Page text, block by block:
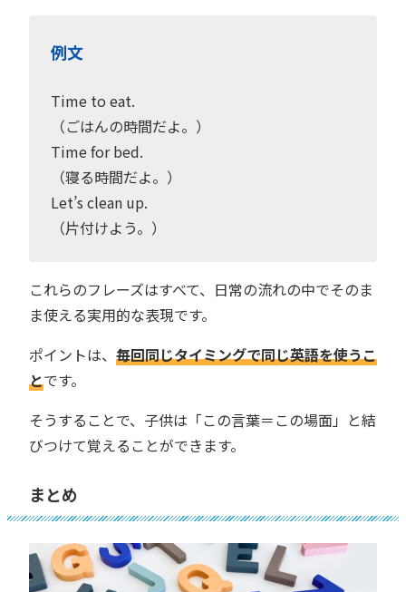
例文
Time to eat.
（ごはんの時間だよ。）
Time for bed.
（寝る時間だよ。）
Let’s clean up.
（片付けよう。）
これらのフレーズはすべて、日常の流れの中でそのま
ま使える実用的な表現です。
ポイントは、 毎回同じタイミングで同じ英語を使うこ
とです。
そうすることで、子供は「この言葉＝この場面」と結
びつけて覚えることができます。
まとめ